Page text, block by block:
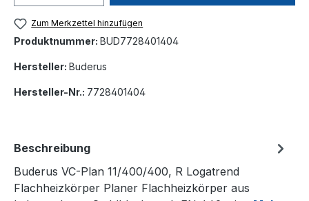
Zum Merkzettel hinzufügen
Produktnummer: BUD7728401404
Hersteller: Buderus
Hersteller-Nr.: 7728401404
Beschreibung
Buderus VC-Plan 11/400/400, R Logatrend
Flachheizkörper Planer Flachheizkörper aus